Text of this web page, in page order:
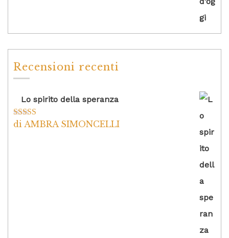
Recensioni recenti
Lo spirito della speranza
Valutato5su
di AMBRA SIMONCELLI